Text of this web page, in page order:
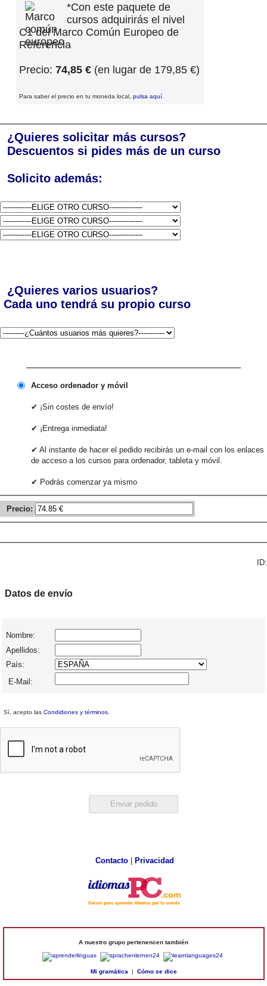
*Con este paquete de
cursos adquirirás el nivel
C1 del Marco Común Europeo de
Referencia
Precio: 74,85 € (en lugar de 179,85 €)
Para saber el precio en tu moneda local, pulsa aquí
¿Quieres solicitar más cursos?
Descuentos si pides más de un curso
Solicito además:
¿Quieres varios usuarios?
Cada uno tendrá su propio curso
Acceso ordenador y móvil
✔ ¡Sin costes de envío!
✔ ¡Entrega inmediata!
✔ Al instante de hacer el pedido recibirás un e-mail con los enlaces
de acceso a los cursos para ordenador, tableta y móvil.
✔ Podrás comenzar ya mismo
Precio:
ID:
Datos de envío
Nombre:
Apellidos:
País:
E-Mail:
Sí, acepto las Condidiones y términos
Contacto| Privacidad
A nuestro grupo pertenencen también
Mi gramática | Cómo se dice